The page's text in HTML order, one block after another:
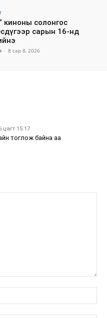
киноны солонгос
сарын 16-нд
- 8 сар 8, 2026
цагт 15:17
тоглож байна аа